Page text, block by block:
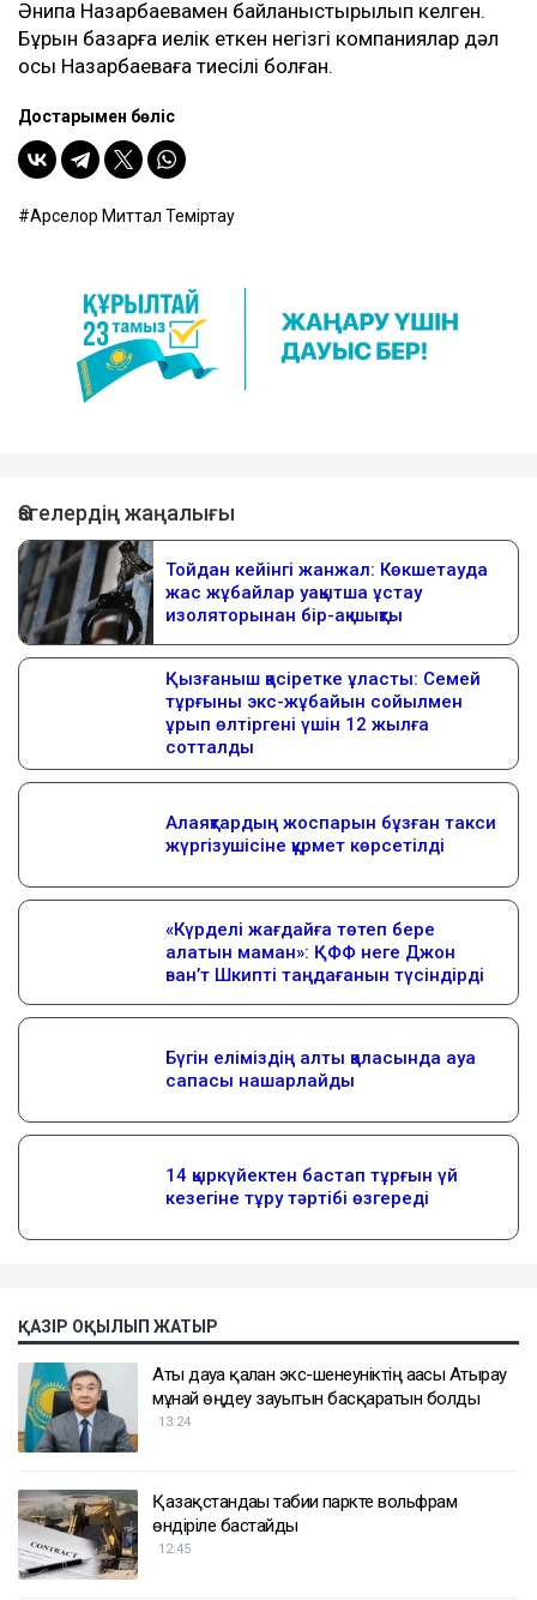
Әнипа Назарбаевамен байланыстырылып келген.
Бұрын базарға иелік еткен негізгі компаниялар дәл
осы Назарбаеваға тиесілі болған.
Достарыңмен бөліс
Арселор Миттал Теміртау
ҚАЗІР ОҚЫЛЫП ЖАТЫР
Аты дауға қалған экс-шенеуніктің ағасы Атырау
мұнай өңдеу зауытын басқаратын болды
13:24
Қазақстандағы табиғи паркте вольфрам
өндіріле бастайды
12:45